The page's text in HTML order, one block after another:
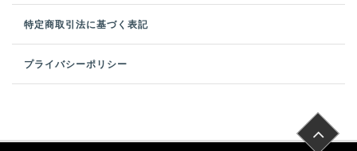
特定商取引法に基づく表記
プライバシーポリシー